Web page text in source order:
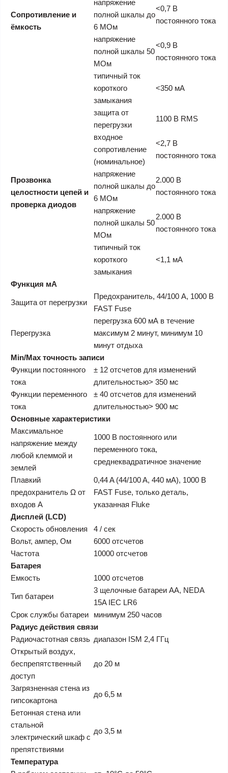
Сопротивление и
ёмкость
напряжение
полной шкалы до
6 МОм
<0,7 В
постоянного тока
напряжение
полной шкалы 50
МОм
<0,9 В
постоянного тока
типичный ток
короткого
замыкания
<350 мА
Прозвонка
целостности цепей и
проверка диодов
защита от
перегрузки
1100 В RMS
входное
сопротивление
(номинальное)
<2,7 В
постоянного тока
напряжение
полной шкалы до
6 МОм
2.000 В
постоянного тока
напряжение
полной шкалы 50
МОм
2.000 В
постоянного тока
типичный ток
короткого
замыкания
<1,1 мА
Функция мА
Защита от перегрузки
Предохранитель, 44/100 A, 1000 В
FAST Fuse
Перегрузка
перегрузка 600 мА в течение
максимум 2 минут, минимум 10
минут отдыха
Min/Max точность записи
Функции постоянного
тока
± 12 отсчетов для изменений
длительностью> 350 мс
Функции переменного
тока
± 40 отсчетов для изменений
длительностью> 900 мс
Основные характеристики
Максимальное
напряжение между
любой клеммой и
землей
1000 В постоянного или
переменного тока,
среднеквадратичное значение
Плавкий
предохранитель Ω от
входов A
0,44 A (44/100 A, 440 мА), 1000 В
FAST Fuse, только деталь,
указанная Fluke
Дисплей (LCD)
Скорость обновления
4 / сек
Вольт, ампер, Ом
6000 отсчетов
Частота
10000 отсчетов
Батарея
Емкость
1000 отсчетов
Тип батареи
3 щелочные батареи AA, NEDA
15A IEC LR6
Срок службы батареи
минимум 250 часов
Радиус действия связи
Радиочастотная связь диапазон ISM 2,4 ГГц
Открытый воздух,
беспрепятственный
доступ
до 20 м
Загрязненная стена из
гипсокартона
до 6,5 м
Бетонная стена или
стальной
электрический шкаф с
препятствиями
до 3,5 м
Температура